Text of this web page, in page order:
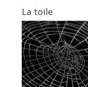
La toile